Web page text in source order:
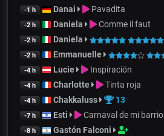
-1 h Danai Pavadita
-2 h Daniela Comme il faut
-2 h Daniela
-2 h Emmanuelle
-4 h Lucie Inspiración
-4 h Charlotte Tinta roja
-4 h Chakkaluss 13
-7 h Esti Carnaval de mi barrio
-8 h Gastón Falconi